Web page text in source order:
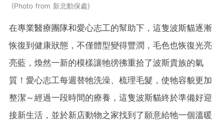
Photo from 新北動保處
在專業醫療團隊和愛心志工的幫助下，這隻波斯貓逐漸
恢復到健康狀態，不僅體型變得豐潤，毛色也恢復光亮
亮藍，煥然一新的模樣讓牠徬彿重拾了波斯貴族的氣
質！愛心志工每週替牠洗澡、梳理毛髮，使牠容貌更加
整潔～經過一段時間的療養，這隻波斯貓終於準備好迎
接新生活，並於新店動物之家找到了願意給牠一個溫暖